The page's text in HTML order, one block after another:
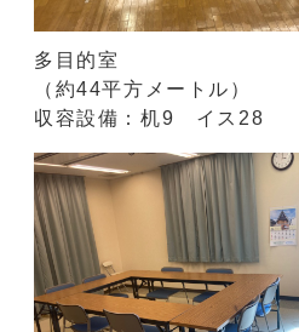
多目的室
（約44平方メートル）
収容設備：机9 イス28